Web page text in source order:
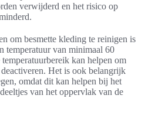
verwijderd en het risico op
om besmette kleding te reinigen is
temperatuur van minimaal 60
kan helpen om
Het is ook belangrijk
omdat dit kan helpen bij het
van het oppervlak van de